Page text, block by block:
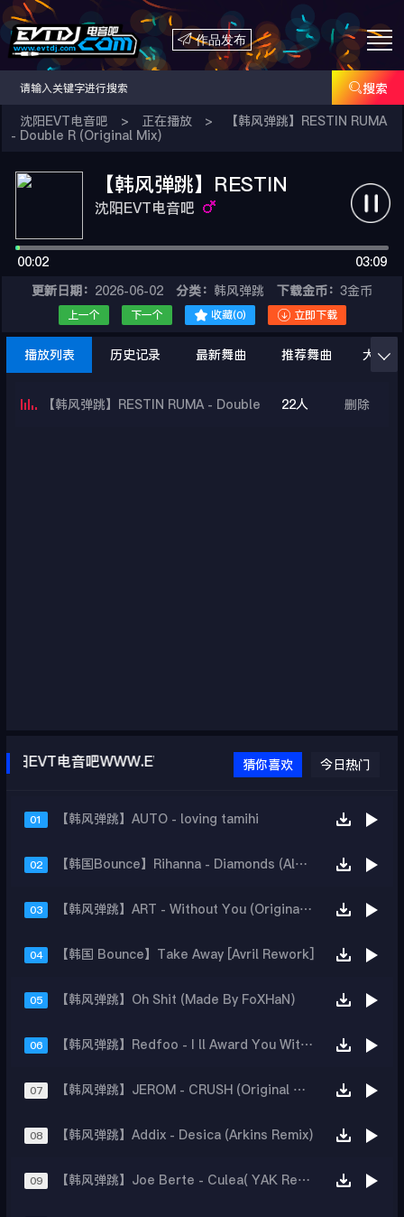
作品发布
搜索
沈阳EVT电音吧 > 正在播放 >
【韩风弹跳】RESTIN RUMA
- Double R (Original Mix)
【韩风弹跳】RESTIN
RUMA - Double R
沈阳EVT电音吧
00:02
03:09
更新日期： 2026-06-02 分类： 韩风弹跳 下载金币： 3金币
上一个 下一个  收藏(0)  立即下载
播放列表 历史记录 最新舞曲 推荐舞曲 大家在

【韩风弹跳】RESTIN RUMA - Double 22人 删除
阳EVT电音吧WWW.EVTDJ.COM 猜你喜欢 今日热门
01 【韩风弹跳】AUTO - loving tamihi
02 【韩国Bounce】Rihanna - Diamonds (Alex Up Bootleg)
03 【韩风弹跳】ART - Without You (Original Mix)
04 【韩国 Bounce】Take Away [Avril Rework]
05 【韩风弹跳】Oh Shit (Made By FoXHaN)
06 【韩风弹跳】Redfoo - I ll Award You With My Body
07 【韩风弹跳】JEROM - CRUSH (Original Mix)
08 【韩风弹跳】Addix - Desica (Arkins Remix)
09 【韩风弹跳】Joe Berte - Culea( YAK Rework )